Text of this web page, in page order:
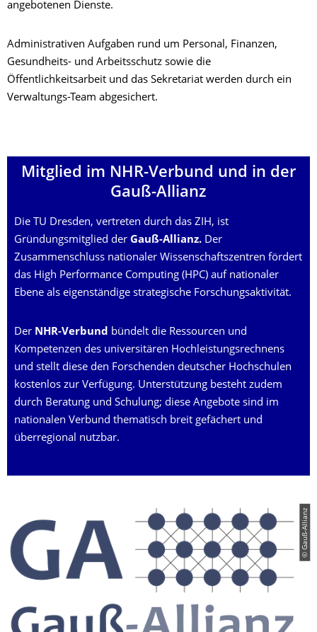
angebotenen Dienste.
Administrativen Aufgaben rund um Personal, Finanzen,
Gesundheits- und Arbeitsschutz sowie die
Öffentlichkeitsarbeit und das Sekretariat werden durch ein
Verwaltungs-Team abgesichert.
Mitglied im NHR-Verbund und in der
Gauß-Allianz
Die TU Dresden, vertreten durch das ZIH, ist
Gründungsmitglied der Gauß-Allianz. Der
Zusammenschluss nationaler Wissenschaftszentren fördert
das High Performance Computing (HPC) auf nationaler
Ebene als eigenständige strategische Forschungsaktivität.
Der NHR-Verbund bündelt die Ressourcen und
Kompetenzen des universitären Hochleistungsrechnens
und stellt diese den Forschenden deutscher Hochschulen
kostenlos zur Verfügung. Unterstützung besteht zudem
durch Beratung und Schulung; diese Angebote sind im
nationalen Verbund thematisch breit gefächert und
überregional nutzbar.
© Gauß-Allianz